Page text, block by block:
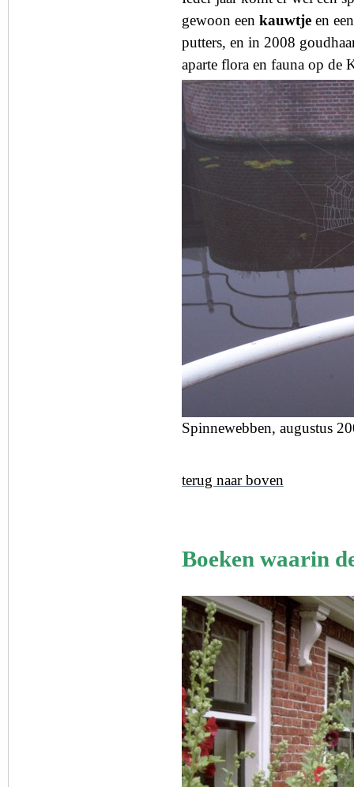
gewoon een kauwtje en
putters, en in 2008
aparte flora en fauna op de
Spinnewebben, augustus
terug naar boven
Boeken waarin